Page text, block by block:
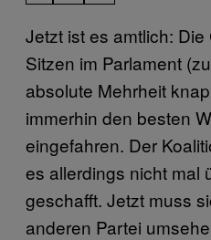
Jetzt ist es amtlich: Die
Sitzen im Parlament
absolute Mehrheit
immerhin den besten
eingefahren. Der
es allerdings nicht mal
geschafft. Jetzt muss
anderen Partei